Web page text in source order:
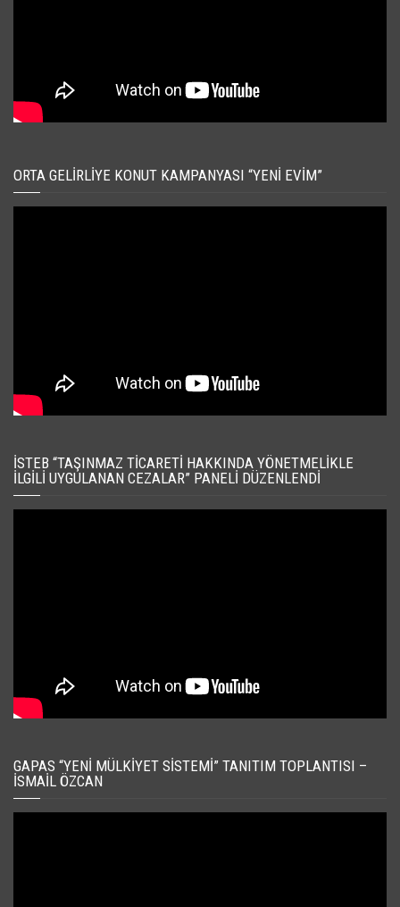
ORTA GELIRLIYE KONUT KAMPANYASI “YENI EVIM”
İSTEB “TAŞINMAZ TICARETI HAKKINDA YÖNETMELIKLE
İLGILI UYGULANAN CEZALAR” PANELI DÜZENLENDI
GAPAS “YENI MÜLKIYET SISTEMI” TANITIM TOPLANTISI –
İSMAIL ÖZCAN